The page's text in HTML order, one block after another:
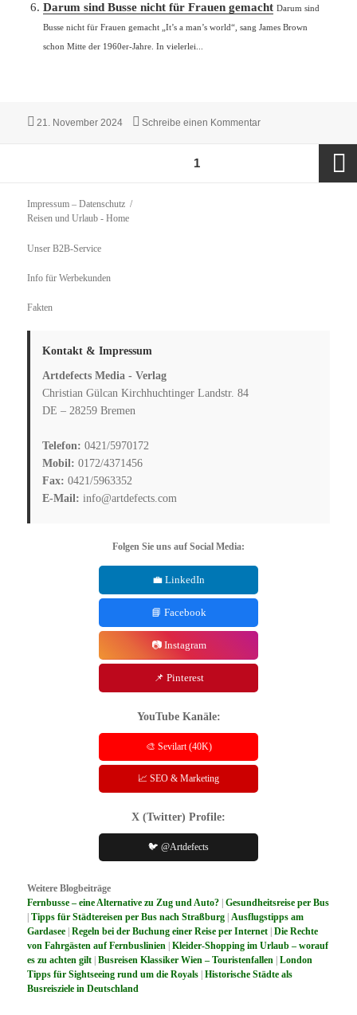
Darum sind Busse nicht für Frauen gemacht Darum sind
Busse nicht für Frauen gemacht „It’s a man’s world“, sang James Brown
schon Mitte der 1960er-Jahre. In vielerlei...
Veröffentlicht
21. November 2024 Schreibe einen Kommentarzu Wird der ÖPNV
1
Impressum – Datenschutz
Reisen und Urlaub - Home
Unser B2B-Service
Info für Werbekunden
Fakten
Kontakt & Impressum
Artdefects Media - Verlag
Christian Gülcan Kirchhuchtinger Landstr. 84
DE – 28259 Bremen
Telefon: 0421/5970172
Mobil: 0172/4371456
Fax: 0421/5963352
E-Mail: info@artdefects.com
Folgen Sie uns auf Social Media:
💼 LinkedIn
📘 Facebook
📷 Instagram
📌 Pinterest
YouTube Kanäle:
🎨 Sevilart (40K)
📈 SEO & Marketing
X (Twitter) Profile:
🐦 @Artdefects
Weitere Blogbeiträge
Fernbusse – eine Alternative zu Zug und Auto? |Gesundheitsreise per Bus
|Tipps für Städtereisen per Bus nach Straßburg |Ausflugstipps am
Gardasee |Regeln bei der Buchung einer Reise per Internet |Die Rechte
von Fahrgästen auf Fernbuslinien |Kleider-Shopping im Urlaub – worauf
es zu achten gilt |Busreisen Klassiker Wien – Touristenfallen |London
Tipps für Sightseeing rund um die Royals |Historische Städte als
Busreisziele in Deutschland